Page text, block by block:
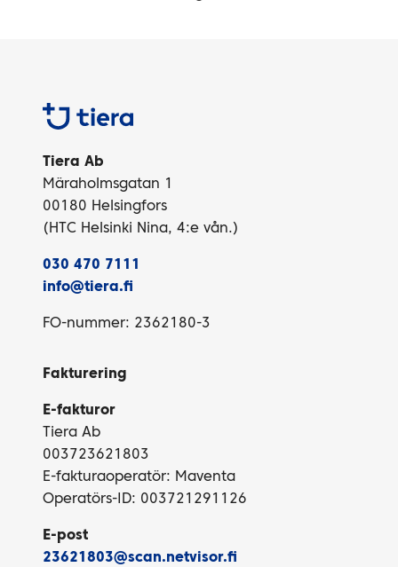
Tiera
Tiera Ab
Märaholmsgatan 1
00180 Helsingfors
(HTC Helsinki Nina, 4:e vån.)
030 470 7111
info@tiera.fi
FO-nummer: 2362180-3
Fakturering
E-fakturor
Tiera Ab
003723621803
E-fakturaoperatör: Maventa
Operatörs-ID: 003721291126
E-post
23621803@scan.netvisor.fi